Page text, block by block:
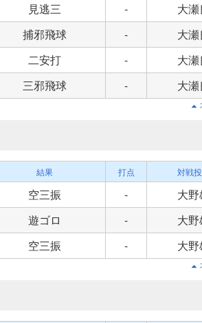
見逃三 -
大瀬
捕邪飛球 -
大瀬
二安打 -
大瀬
三邪飛球 - 大瀬
結果 打点 対戦
空三振 -
大野
遊ゴロ -
大野
空三振 - 大野